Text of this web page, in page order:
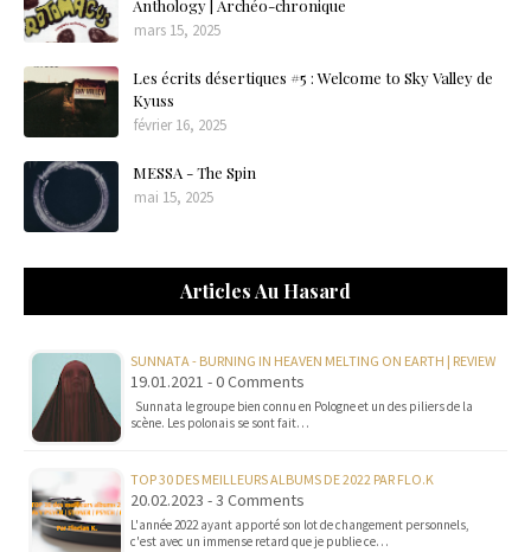
Anthology | Archéo-chronique
mars 15, 2025
Les écrits désertiques #5 : Welcome to Sky Valley de
Kyuss
février 16, 2025
MESSA - The Spin
mai 15, 2025
Articles Au Hasard
SUNNATA - BURNING IN HEAVEN MELTING ON EARTH | REVIEW
19.01.2021 - 0 Comments
Sunnata le groupe bien connu en Pologne et un des piliers de la
scène. Les polonais se sont fait…
TOP 30 DES MEILLEURS ALBUMS DE 2022 PAR FLO.K
20.02.2023 - 3 Comments
L'année 2022 ayant apporté son lot de changement personnels,
c'est avec un immense retard que je publie ce…